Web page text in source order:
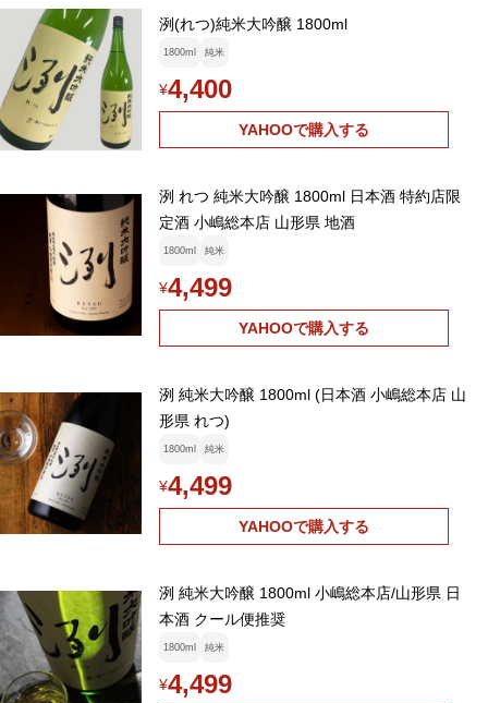
洌(れつ)純米大吟醸 1800ml
1800ml 純米
¥4,400
YAHOOで購入する
洌 れつ 純米大吟醸 1800ml 日本酒 特約店限
定酒 小嶋総本店 山形県 地酒
1800ml 純米
¥4,499
YAHOOで購入する
洌 純米大吟醸 1800ml (日本酒 小嶋総本店 山
形県 れつ)
1800ml 純米
¥4,499
YAHOOで購入する
洌 純米大吟醸 1800ml 小嶋総本店/山形県 日
本酒 クール便推奨
1800ml 純米
¥4,499